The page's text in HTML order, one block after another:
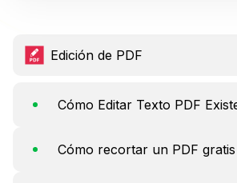
Edición de PDF
Cómo Editar Texto PDF
Cómo recortar un PDF